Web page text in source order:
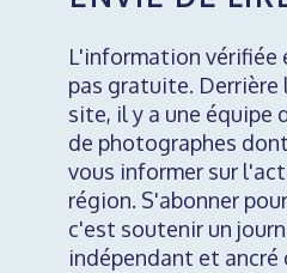
L'information
pas gratuite. Derrière
site, il y a une équipe
de photographes
vous informer sur
région. S'abonner
c'est soutenir un
indépendant et ancré